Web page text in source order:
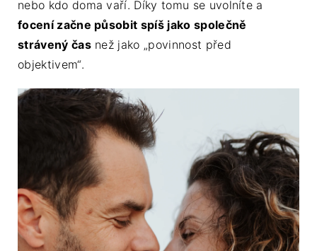
nebo kdo doma vaří. Díky tomu se uvolníte a
focení začne působit spíš jako společně
strávený časnež jako „povinnost před
objektivem“.